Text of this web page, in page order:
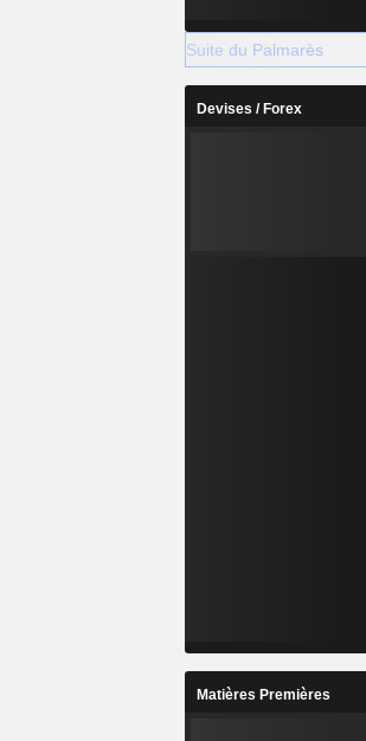
Suite du Palmarès
Devises / Forex
Matières Premières